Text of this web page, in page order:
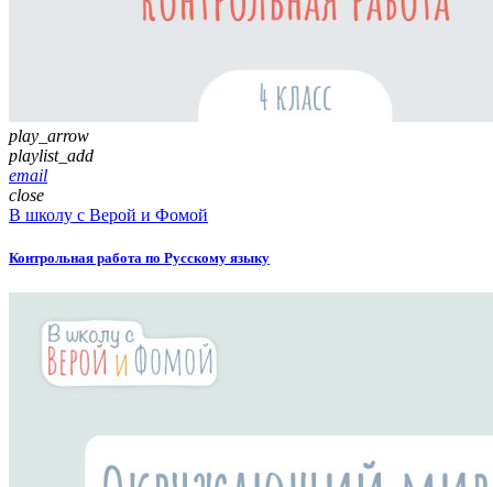
play_arrow
playlist_add
email
close
В школу с Верой и Фомой
Контрольная работа по Русскому языку